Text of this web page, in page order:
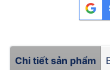
Chi tiết sản phẩm